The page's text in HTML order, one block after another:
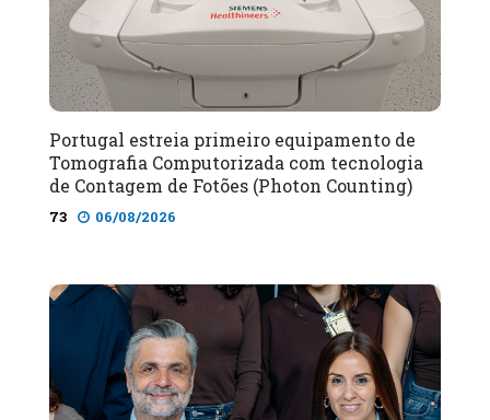
Portugal estreia primeiro equipamento de
Tomografia Computorizada com tecnologia
de Contagem de Fotões (Photon Counting)
73 06/08/2026